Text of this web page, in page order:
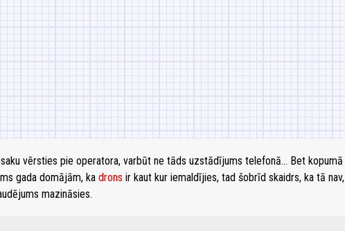
vērsties pie operatora, varbūt ne tāds uzstādījums telefonā… Bet kopumā
gada domājām, ka drons ir kaut kur iemaldījies, tad šobrīd skaidrs, ka tā nav,
mazināsies.